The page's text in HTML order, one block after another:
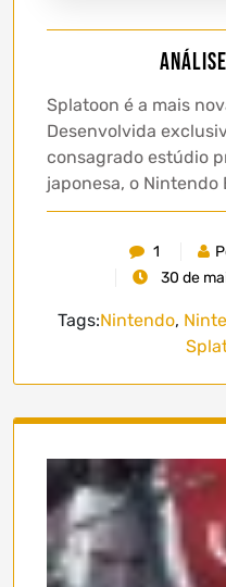
Splatoon é a mais
Desenvolvida
consagrado estúdio
japonesa, o Nintendo
1
30 de
Tags:Nintendo,